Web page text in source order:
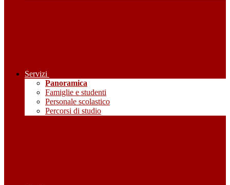
Servizi
Panoramica
Famiglie e studenti
Personale scolastico
Percorsi di studio